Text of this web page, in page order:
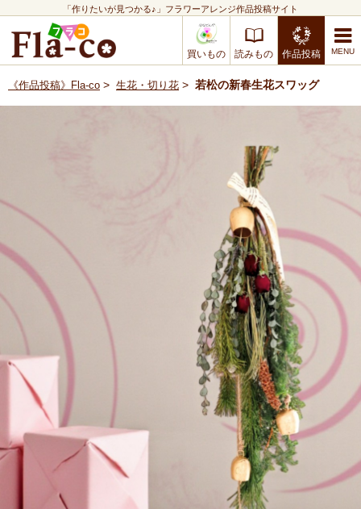
「作りたいが見つかる♪」フラワーアレンジ作品投稿サイト
買いもの 読みもの 作品投稿
《作品投稿》Fla-co > 生花・切り花 > 若松の新春生花スワッグ